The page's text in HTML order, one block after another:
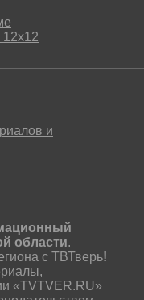
и
области.
с ТВТверь!
«TVTVER.RU»